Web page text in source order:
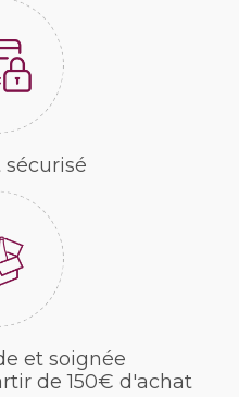
et soignée
de 150€ d'achat